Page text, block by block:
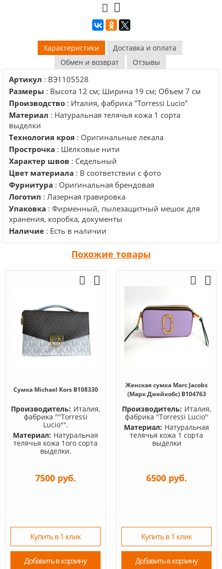
Характеристики
Доставка и оплата
Обмен и возврат
Отзывы
Артикул : BЭ1105528
Размеры : Высота 12 см; Ширина 19 см; Объем 7 см
Производство : Италия, фабрика "Torressi Lucio"
Материал : Натуральная телячья кожа 1 сорта
выделки
Технология кроя : Оригинальные лекала
Прострочка : Шёлковые нити
Характер швов : Седельный
Цвет материала : В соответствии с фото
Фурнитура : Оригинальная брендовая
Логотип : Лазерная гравировка
Упаковка : Фирменный, пылезащитный мешок для
хранения, коробка, документы
Наличие : Есть в наличии
Похожие товары
Сумка Michael Kors B108330
Производитель: Италия,
фабрика ""Torressi
Lucio"".
Материал: Натуральная
телячья кожа 1ого сорта
выделки.
7500 руб.
Купить в 1 клик
Добавить в корзину
Женская сумка Marc Jacobs
(Марк Джейкобс) B104763
Производитель: Италия,
фабрика "Torressi Lucio"
Материал: Натуральная
телячья кожа 1 сорта
выделки
6500 руб.
Купить в 1 клик
Добавить в корзину